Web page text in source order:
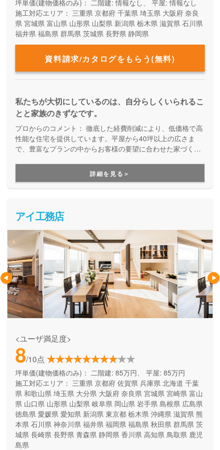
坪単価(建物価格のみ)： 二階建: 情報なし、 平屋: 情報なし
施工対応エリア： 三重県 京都府 千葉県 埼玉県 大阪府 奈良
県 宮城県 富山県 山形県 山梨県 新潟県 栃木県 滋賀県 石川県
福井県 福島県 群馬県 茨城県 長野県 静岡県
資料請求/カタログをもらう(無料)
私たちが大切にしているのは、自分らしくいられるこ
とと家族のきずなです。
プロからのコメント： 徹底した経費削減により、低価格で高
性能な住宅を提供しています。平屋から40坪以上の広さま
で、豊富なプランの中からお客様の要望に合わせた家づくり
ず、予算内で快適な住まいを建てたい方にオススメです。
詳細を見る＞
アイ工務店
<ユーザ満足度>
8/10点
坪単価(建物価格のみ)： 二階建: 85万円、 平屋: 85万円
施工対応エリア： 三重県 京都府 佐賀県 兵庫県 北海道 千葉
県 和歌山県 埼玉県 大分県 大阪府 奈良県 宮城県 宮崎県 富山
県 山口県 山形県 山梨県 岐阜県 岡山県 岩手県 島根県 広島県
徳島県 愛媛県 愛知県 新潟県 東京都 栃木県 沖縄県 滋賀県 熊
本県 石川県 神奈川県 福井県 福岡県 福島県 秋田県 群馬県 茨
城県 長崎県 長野県 青森県 静岡県 香川県 高知県 鳥取県 鹿児
島県